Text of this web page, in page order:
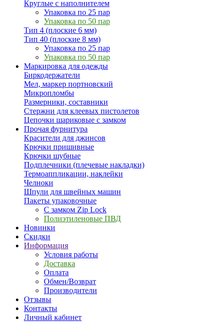
Круглые с наполнителем
Упаковка по 25 пар
Упаковка по 50 пар
Тип 4 (плоские 6 мм)
Тип 40 (плоские 8 мм)
Упаковка по 25 пар
Упаковка по 50 пар
Маркировка для одежды
Биркодержатели
Мел, маркер портновский
Микропломбы
Размерники, составники
Стержни для клеевых пистолетов
Цепочки шариковые с замком
Прочая фурнитура
Красители для джинсов
Крючки пришивные
Крючки шубные
Подплечники (плечевые накладки)
Термоаппликации, наклейки
Челноки
Шпули для швейных машин
Пакеты упаковочные
С замком Zip Lock
Полиэтиленовые ПВД
Новинки
Скидки
Информация
Условия работы
Доставка
Оплата
Обмен/Возврат
Производители
Отзывы
Контакты
Личный кабинет